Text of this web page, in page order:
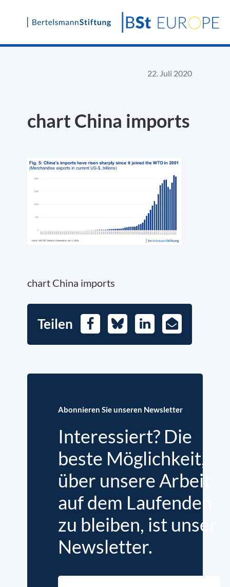
Skip
22. Juli 2020
chart China imports
chart China imports
Teilen FacebookBlueskyLinkedIn
E-
Mail
Abonnieren Sie unseren Newsletter
Interessiert? Die
beste Möglichkeit,
über unsere Arbeit
auf dem Laufenden
zu bleiben, ist unser
Newsletter.